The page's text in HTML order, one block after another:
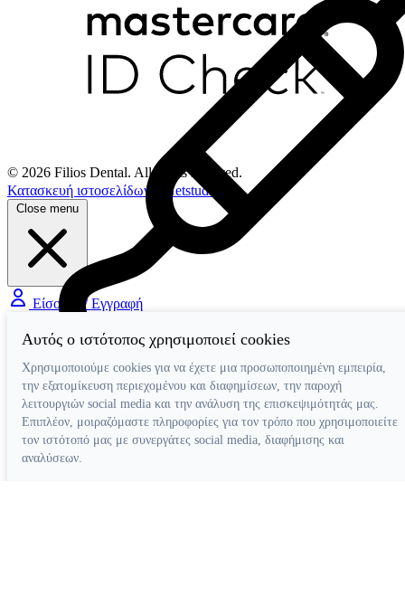
Διάφορα Βοηθήματα
© 2026 Filios Dental. All rights reserved.
Κατασκευή ιστοσελίδων
Netstudio
Close menu
Είσοδος / Εγγραφή
Αυτός ο ιστότοπος χρησιμοποιεί cookies
Χρησιμοποιούμε cookies για να έχετε μια προσωποποιημένη εμπειρία,
την εξατομίκευση περιεχομένου και διαφημίσεων, την παροχή
λειτουργιών social media και την ανάλυση της επισκεψιμότητάς μας.
Επιπλέον, μοιραζόμαστε πληροφορίες για τον τρόπο που χρησιμοποιείτε
τον ιστότοπό μας με συνεργάτες social media, διαφήμισης και
αναλύσεων.